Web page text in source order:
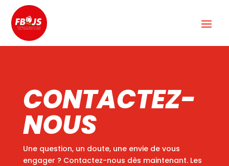
CONTACTEZ-
NOUS
Une question, un doute, une envie de vous
engager ? Contactez-nous dès maintenant. Les